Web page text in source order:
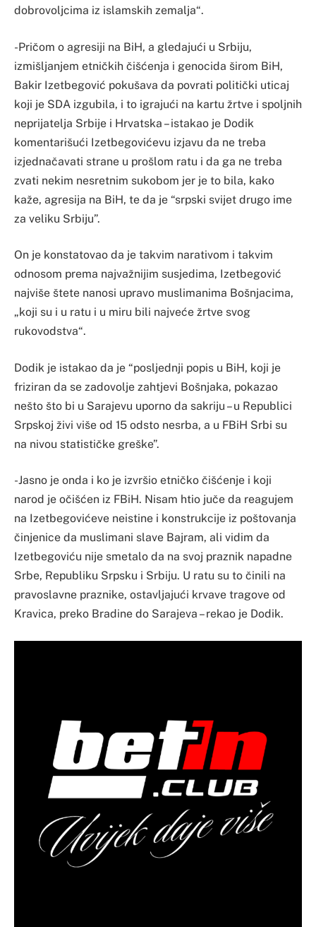
dobrovoljcima iz islamskih zemalja“.
-Pričom o agresiji na BiH, a gledajući u Srbiju,
izmišljanjem etničkih čišćenja i genocida širom BiH,
Bakir Izetbegović pokušava da povrati politički uticaj
koji je SDA izgubila, i to igrajući na kartu žrtve i spoljnih
neprijatelja Srbije i Hrvatska – istakao je Dodik
komentarišući Izetbegovićevu izjavu da ne treba
izjednačavati strane u prošlom ratu i da ga ne treba
zvati nekim nesretnim sukobom jer je to bila, kako
kaže, agresija na BiH, te da je “srpski svijet drugo ime
za veliku Srbiju”.
On je konstatovao da je takvim narativom i takvim
odnosom prema najvažnijim susjedima, Izetbegović
najviše štete nanosi upravo muslimanima Bošnjacima,
„koji su i u ratu i u miru bili najveće žrtve svog
rukovodstva“.
Dodik je istakao da je “posljednji popis u BiH, koji je
friziran da se zadovolje zahtjevi Bošnjaka, pokazao
nešto što bi u Sarajevu uporno da sakriju – u Republici
Srpskoj živi više od 15 odsto nesrba, a u FBiH Srbi su
na nivou statističke greške”.
-Jasno je onda i ko je izvršio etničko čišćenje i koji
narod je očišćen iz FBiH. Nisam htio juče da reagujem
na Izetbegovićeve neistine i konstrukcije iz poštovanja
činjenice da muslimani slave Bajram, ali vidim da
Izetbegoviću nije smetalo da na svoj praznik napadne
Srbe, Republiku Srpsku i Srbiju. U ratu su to činili na
pravoslavne praznike, ostavljajući krvave tragove od
Kravica, preko Bradine do Sarajeva – rekao je Dodik.